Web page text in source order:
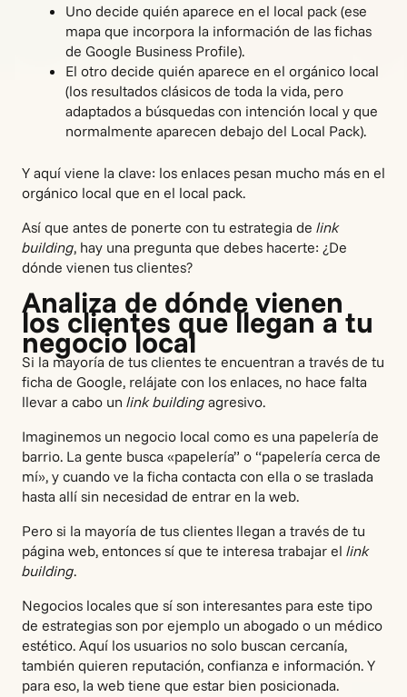
Uno decide quién aparece en el local pack (ese
mapa que incorpora la información de las fichas
de Google Business Profile).
El otro decide quién aparece en el orgánico local
(los resultados clásicos de toda la vida, pero
adaptados a búsquedas con intención local y que
normalmente aparecen debajo del Local Pack).
Y aquí viene la clave: los enlaces pesan mucho más en el
orgánico local que en el local pack.
Así que antes de ponerte con tu estrategia de link
building, hay una pregunta que debes hacerte: ¿De
dónde vienen tus clientes?
Analiza de dónde vienen
los clientes que llegan a tu
negocio local
Si la mayoría de tus clientes te encuentran a través de tu
ficha de Google, relájate con los enlaces, no hace falta
llevar a cabo un link building agresivo.
Imaginemos un negocio local como es una papelería de
barrio. La gente busca «papelería” o “papelería cerca de
mí», y cuando ve la ficha contacta con ella o se traslada
hasta allí sin necesidad de entrar en la web.
Pero si la mayoría de tus clientes llegan a través de tu
página web, entonces sí que te interesa trabajar el link
building.
Negocios locales que sí son interesantes para este tipo
de estrategias son por ejemplo un abogado o un médico
estético. Aquí los usuarios no solo buscan cercanía,
también quieren reputación, confianza e información. Y
para eso, la web tiene que estar bien posicionada.